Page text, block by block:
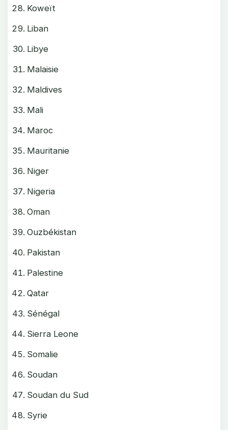
Koweït
Liban
Libye
Malaisie
Maldives
Mali
Maroc
Mauritanie
Niger
Nigeria
Oman
Ouzbékistan
Pakistan
Palestine
Qatar
Sénégal
Sierra Leone
Somalie
Soudan
Soudan du Sud
Syrie